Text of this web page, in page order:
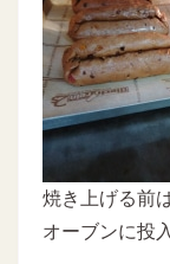
焼き上げる前
オーブンに投入